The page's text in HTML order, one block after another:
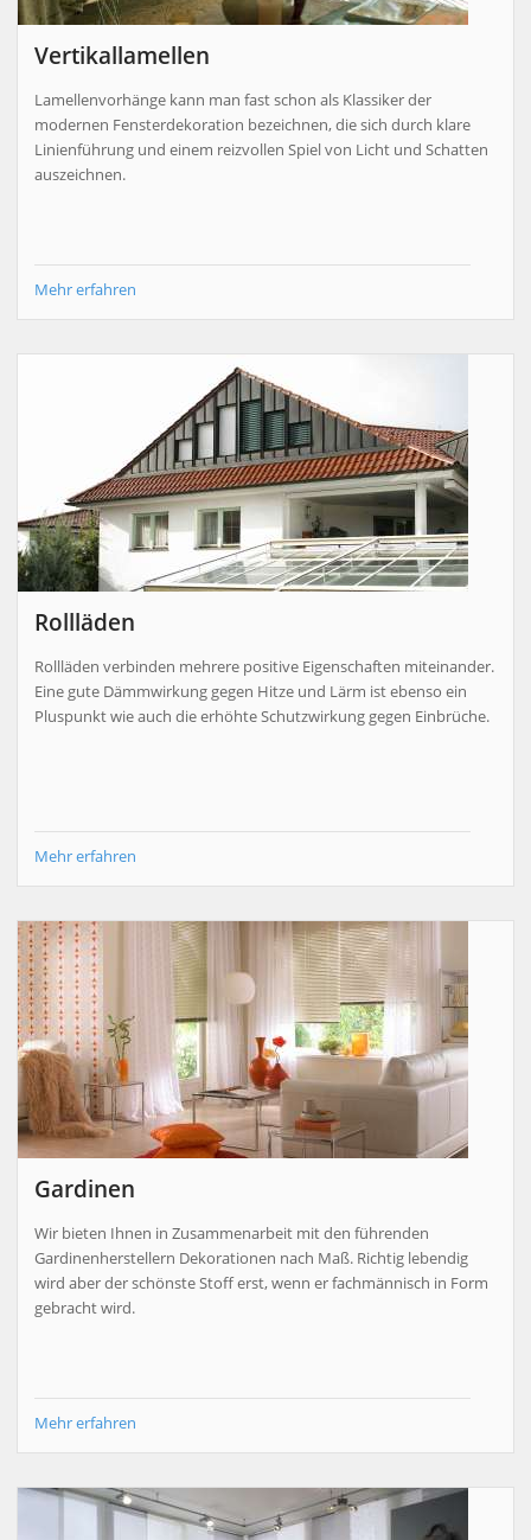
Vertikallamellen
Lamellenvorhänge kann man fast schon als Klassiker der
modernen Fensterdekoration bezeichnen, die sich durch klare
Linienführung und einem reizvollen Spiel von Licht und Schatten
auszeichnen.
Mehr erfahren
Rollläden
Rollläden verbinden mehrere positive Eigenschaften miteinander.
Eine gute Dämmwirkung gegen Hitze und Lärm ist ebenso ein
Pluspunkt wie auch die erhöhte Schutzwirkung gegen Einbrüche.
Mehr erfahren
Gardinen
Wir bieten Ihnen in Zusammenarbeit mit den führenden
Gardinenherstellern Dekorationen nach Maß. Richtig lebendig
wird aber der schönste Stoff erst, wenn er fachmännisch in Form
gebracht wird.
Mehr erfahren